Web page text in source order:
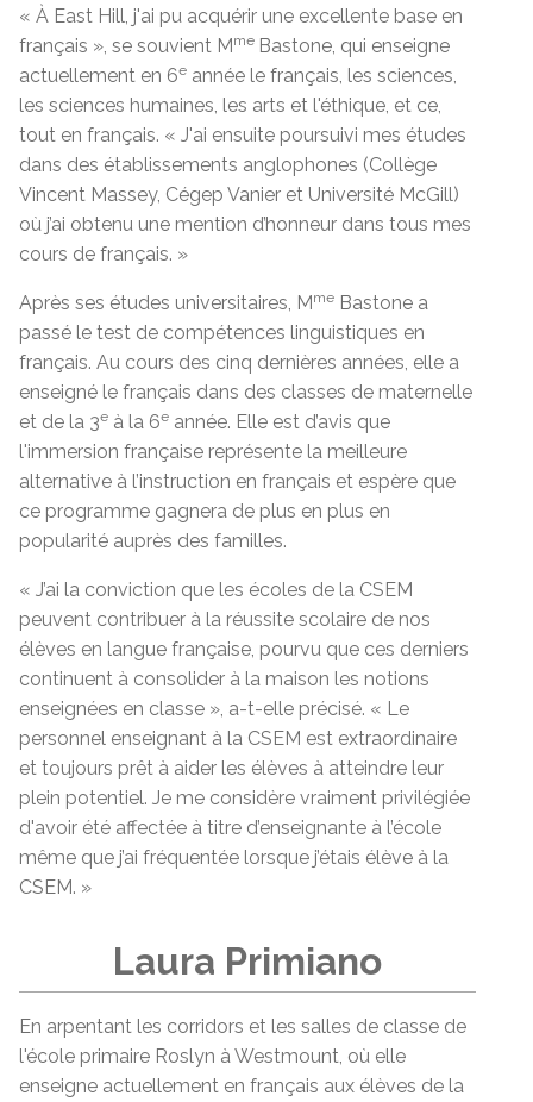
« À East Hill, j'ai pu acquérir une excellente base en
français », se souvient Mme Bastone, qui enseigne
actuellement en 6e année le français, les sciences,
les sciences humaines, les arts et l'éthique, et ce,
tout en français. « J'ai ensuite poursuivi mes études
dans des établissements anglophones (Collège
Vincent Massey, Cégep Vanier et Université McGill)
où j’ai obtenu une mention d’honneur dans tous mes
cours de français. »
Après ses études universitaires, Mme Bastone a
passé le test de compétences linguistiques en
français. Au cours des cinq dernières années, elle a
enseigné le français dans des classes de maternelle
et de la 3e à la 6e année. Elle est d’avis que
l'immersion française représente la meilleure
alternative à l’instruction en français et espère que
ce programme gagnera de plus en plus en
popularité auprès des familles.
« J’ai la conviction que les écoles de la CSEM
peuvent contribuer à la réussite scolaire de nos
élèves en langue française, pourvu que ces derniers
continuent à consolider à la maison les notions
enseignées en classe », a-t-elle précisé. « Le
personnel enseignant à la CSEM est extraordinaire
et toujours prêt à aider les élèves à atteindre leur
plein potentiel. Je me considère vraiment privilégiée
d'avoir été affectée à titre d’enseignante à l’école
même que j’ai fréquentée lorsque j’étais élève à la
CSEM. »
Laura Primiano
En arpentant les corridors et les salles de classe de
l'école primaire Roslyn à Westmount, où elle
enseigne actuellement en français aux élèves de la